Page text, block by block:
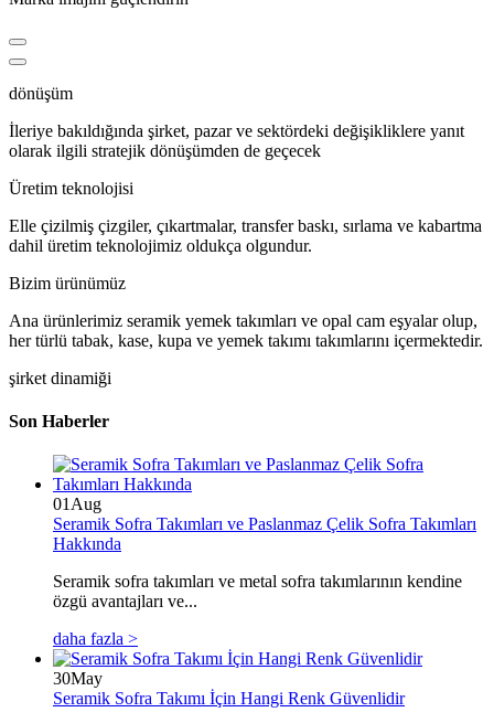
dönüşüm
İleriye bakıldığında şirket, pazar ve sektördeki değişikliklere yanıt
olarak ilgili stratejik dönüşümden de geçecek
Üretim teknolojisi
Elle çizilmiş çizgiler, çıkartmalar, transfer baskı, sırlama ve kabartma
dahil üretim teknolojimiz oldukça olgundur.
Bizim ürünümüz
Ana ürünlerimiz seramik yemek takımları ve opal cam eşyalar olup,
her türlü tabak, kase, kupa ve yemek takımı takımlarını içermektedir.
şirket dinamiği
Son Haberler
01 Aug
Seramik Sofra Takımları ve Paslanmaz Çelik Sofra Takımları
Hakkında
Seramik sofra takımları ve metal sofra takımlarının kendine
özgü avantajları ve...
daha fazla >
30May
Seramik Sofra Takımı İçin Hangi Renk Güvenlidir